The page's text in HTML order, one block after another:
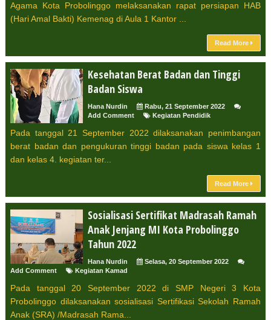
Agama Kota Probolinggo melaksanakan rapat persiapan HAB
(Hari Amal Bakti) Kemenag di Aula 1 Kantor ...
Read More
Kesehatan Berat Badan dan Tinggi
Badan Siswa
Hana Nurdin
Rabu, 21 September 2022
Add Comment
Kegiatan Pendidik
Pada tanggal 21 September 2022 dilaksanakan penimbangan
berat badan dan pengukuran tinggi badan pada siswa kelas 1
dan kelas 4. kegiatan ter...
Read More
Sosialisasi Sertifikat Madrasah Ramah
Anak Jenjang MI Kota Probolinggo
Tahun 2022
Hana Nurdin
Selasa, 20 September 2022
Add Comment
Kegiatan Kamad
Pada tanggal 20 September 2022 di SMP Negeri 3 Kota
Probolinggo dilaksanakan sosialisasi Sertifikasi Sekolah Ramah
Anak (SRA) /Madrasah Rama...